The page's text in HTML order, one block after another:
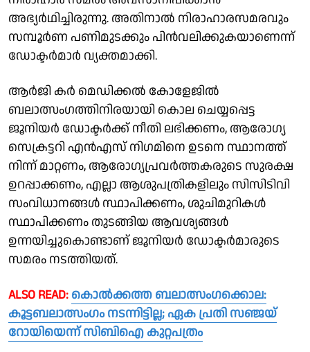
അഭ്യർഥിച്ചിരുന്നു. അതിനാൽ നിരാഹാരസമരവും
സമ്പൂർണ പണിമുടക്കും പിൻവലിക്കുകയാണെന്ന്
ഡോക്ടർമാർ വ്യക്തമാക്കി.
ആർജി കർ മെഡിക്കൽ കോളേജിൽ
ബലാത്സംഗത്തിനിരയായി കൊല ചെയ്യപ്പെട്ട
ജൂനിയർ ഡോക്ടർക്ക് നീതി ലഭിക്കണം, ആരോഗ്യ
സെക്രട്ടറി എൻഎസ് നിഗമിനെ ഉടനെ സ്ഥാനത്ത്
നിന്ന് മാറ്റണം, ആരോഗ്യപ്രവർത്തകരുടെ സുരക്ഷ
ഉറപ്പാക്കണം, എല്ലാ ആശുപത്രികളിലും സിസിടിവി
സംവിധാനങ്ങൾ സ്ഥാപിക്കണം, ശുചിമുറികൾ
സ്ഥാപിക്കണം തുടങ്ങിയ ആവശ്യങ്ങൾ
ഉന്നയിച്ചുകൊണ്ടാണ് ജൂനിയർ ഡോക്ടർമാരുടെ
സമരം നടത്തിയത്.
ALSO READ: കൊൽക്കത്ത ബലാത്സംഗക്കൊല:
കൂട്ടബലാത്സംഗം നടന്നിട്ടില്ല; ഏക പ്രതി സഞ്ജയ്
റോയിയെന്ന് സിബിഐ കുറ്റപത്രം